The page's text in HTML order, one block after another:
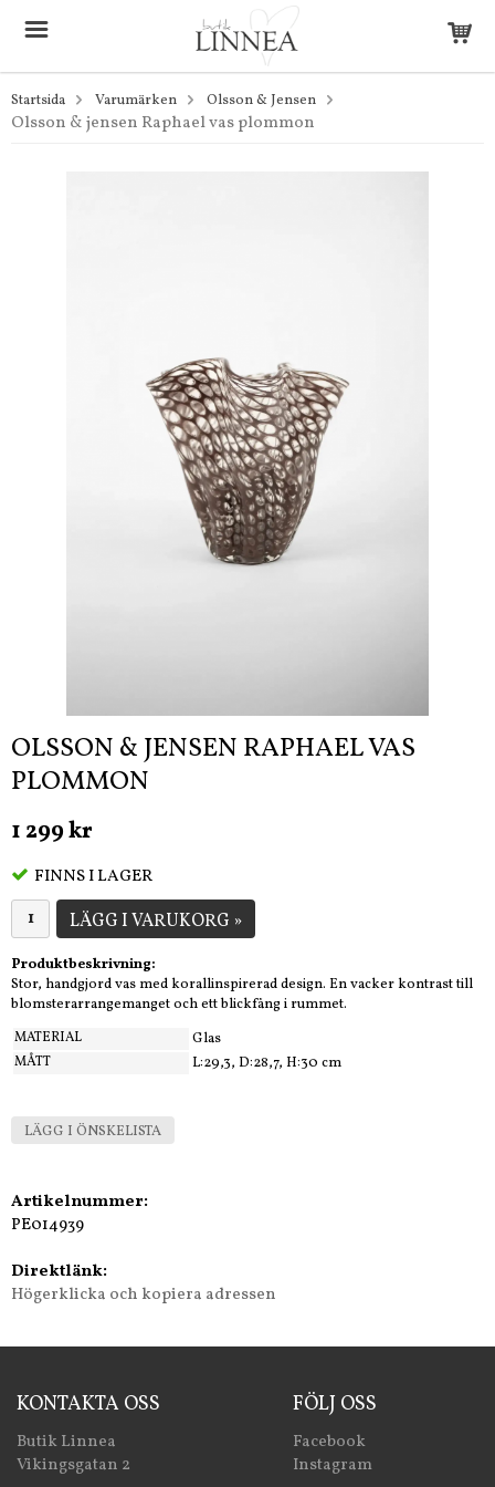
Startsida Varumärken Olsson & Jensen
Olsson & jensen Raphael vas plommon
OLSSON & JENSEN RAPHAEL VAS
PLOMMON
1 299 kr
FINNS I LAGER
LÄGG I VARUKORG »
Produktbeskrivning:
Stor, handgjord vas med korallinspirerad design. En vacker kontrast till
blomsterarrangemanget och ett blickfång i rummet.
MATERIAL Glas
MÅTT L:29,3, D:28,7, H:30 cm
LÄGG I ÖNSKELISTA
Artikelnummer:
PE014939
Direktlänk:
Högerklicka och kopiera adressen
KONTAKTA OSS
Butik Linnea
Vikingsgatan 2
FÖLJ OSS
Facebook
Instagram